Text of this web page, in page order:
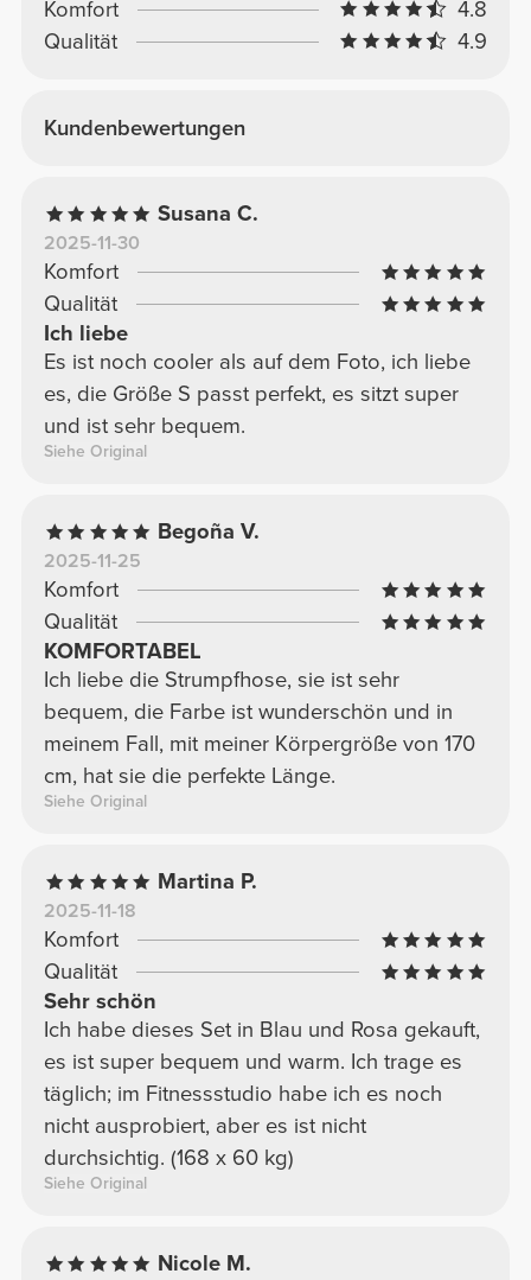
Komfort
4.8
Qualität
4.9
Kundenbewertungen
Susana C.
2025-11-30
Komfort
Qualität
Ich liebe
Es ist noch cooler als auf dem Foto, ich liebe
es, die Größe S passt perfekt, es sitzt super
und ist sehr bequem.
Siehe Original
Begoña V.
2025-11-25
Komfort
Qualität
KOMFORTABEL
Ich liebe die Strumpfhose, sie ist sehr
bequem, die Farbe ist wunderschön und in
meinem Fall, mit meiner Körpergröße von 170
cm, hat sie die perfekte Länge.
Siehe Original
Martina P.
2025-11-18
Komfort
Qualität
Sehr schön
Ich habe dieses Set in Blau und Rosa gekauft,
es ist super bequem und warm. Ich trage es
täglich; im Fitnessstudio habe ich es noch
nicht ausprobiert, aber es ist nicht
durchsichtig. (168 x 60 kg)
Siehe Original
Nicole M.